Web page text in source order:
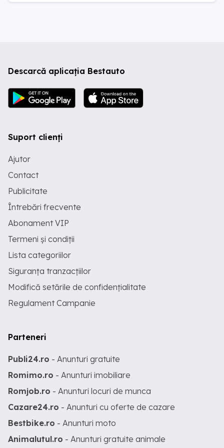
Descarcă aplicația Bestauto
Suport clienți
Ajutor
Contact
Publicitate
Întrebări frecvente
Abonament VIP
Termeni și condiții
Lista categoriilor
Siguranța tranzacțiilor
Modifică setările de confidențialitate
Regulament Campanie
Parteneri
Publi24.ro - Anunturi gratuite
Romimo.ro - Anunturi imobiliare
Romjob.ro - Anunturi locuri de munca
Cazare24.ro - Anunturi cu oferte de cazare
Bestbike.ro - Anunturi moto
Animalutul.ro - Anunturi gratuite animale